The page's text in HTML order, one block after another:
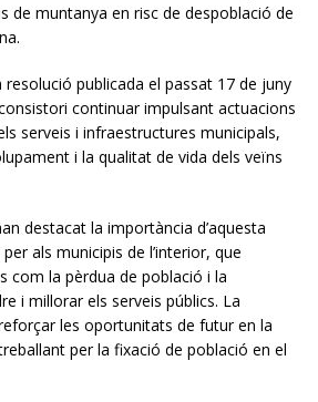
de muntanya en risc de despoblació de
resolució publicada el passat 17 de juny
continuar impulsant actuacions
serveis i infraestructures municipals,
i la qualitat de vida dels veïns
destacat la importància d’aquesta
als municipis de l’interior, que
com la pèrdua de població i la
i millorar els serveis públics. La
les oportunitats de futur en la
per la fixació de població en el